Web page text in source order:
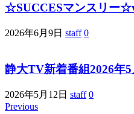
☆SUCCESマンスリー
2026年6月9日 staff 0
静大TV新着番組2026年5
2026年5月12日 staff 0
Previous